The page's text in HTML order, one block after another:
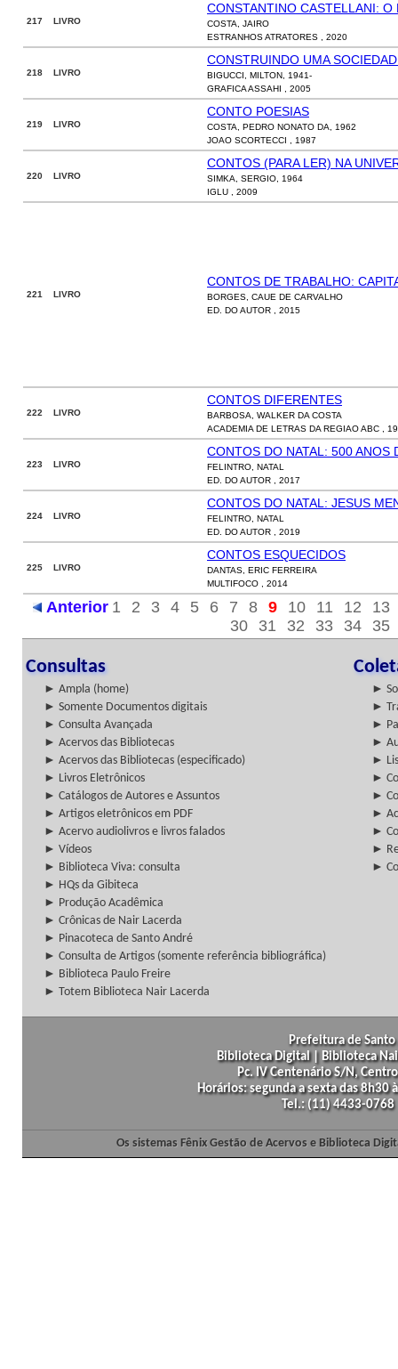
217 LIVRO
CONSTANTINO CASTELLANI: O
COSTA, JAIRO
ESTRANHOS ATRATORES , 2020
218 LIVRO
CONSTRUINDO UMA
BIGUCCI, MILTON, 1941-
GRAFICA ASSAHI , 2005
219 LIVRO
CONTO POESIAS
COSTA, PEDRO NONATO DA, 1962
JOAO SCORTECCI , 1987
220 LIVRO
CONTOS (PARA LER) NA
SIMKA, SERGIO, 1964
IGLU , 2009
221 LIVRO
CONTOS DE TRABALHO:
BORGES, CAUE DE CARVALHO
ED. DO AUTOR , 2015
222 LIVRO
CONTOS DIFERENTES
BARBOSA, WALKER DA COSTA
ACADEMIA DE LETRAS DA REGIAO ABC ,
223 LIVRO
CONTOS DO NATAL: 500 ANOS
FELINTRO, NATAL
ED. DO AUTOR , 2017
224 LIVRO
CONTOS DO NATAL: JESUS
FELINTRO, NATAL
ED. DO AUTOR , 2019
225 LIVRO
CONTOS ESQUECIDOS
DANTAS, ERIC FERREIRA
MULTIFOCO , 2014
Anterior 1 2 3 4 5 6 7 8 9 10 11 12
13
30
31 32 33 34 35
Consultas
► Ampla (home)
►
► Somente Documentos digitais
►
► Consulta Avançada
►
► Acervos das Bibliotecas
►
► Acervos das Bibliotecas (especificado)
►
► Livros Eletrônicos
►
► Catálogos de Autores e Assuntos
►
► Artigos eletrônicos em PDF
►
► Acervo audiolivros e livros falados
►
► Vídeos
►
► Biblioteca Viva: consulta
►
► HQs da Gibiteca
► Produção Acadêmica
► Crônicas de Nair Lacerda
► Pinacoteca de Santo André
► Consulta de Artigos (somente referência bibliográfica)
► Biblioteca Paulo Freire
► Totem Biblioteca Nair Lacerda
Prefeitura de
Biblioteca Digital | Biblioteca
Pc. IV Centenário S/N,
Horários: segunda a sexta das
Tel.: (11) 4433-
Os sistemas Fênix Gestão de Acervos e Biblioteca